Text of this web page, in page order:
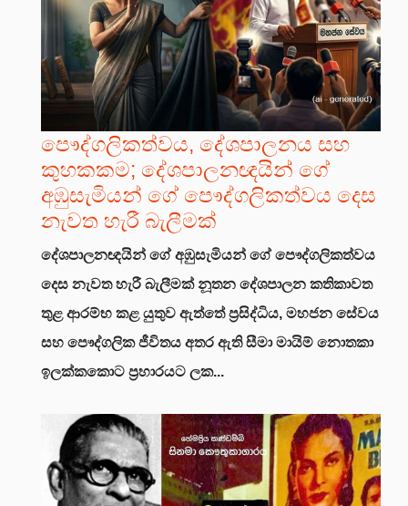
පෞද්ගලිකත්වය, දේශපාලනය සහ
කුහකකම; දේශපාලනඥයින් ගේ
අඹුසැමියන් ගේ පෞද්ගලිකත්වය දෙස
නැවත හැරී බැලීමක්
දේශපාලනඥයින් ගේ අඹුසැමියන් ගේ පෞද්ගලිකත්වය
දෙස නැවත හැරී බැලීමක්නූතන දේශපාලන කතිකාවත
තුළ ආරම්භ කළ යුතුව ඇත්තේ ප්‍රසිද්ධිය, මහජන සේවය
සහ පෞද්ගලික ජීවිතය අතර ඇති සීමා මායිම් නොතකා
ඉලක්කකොට ප්‍රහාරයට ලක...